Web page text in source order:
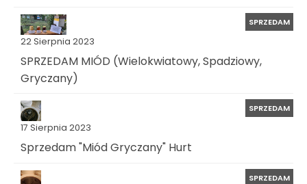
22 Sierpnia 2023
SPRZEDAM
SPRZEDAM MIÓD (Wielokwiatowy, Spadziowy,
Gryczany)
17 Sierpnia 2023
SPRZEDAM
Sprzedam "Miód Gryczany" Hurt
SPRZEDAM